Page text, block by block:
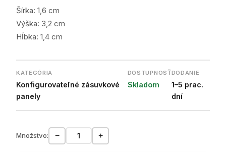
Šírka: 1,6 cm
Výška: 3,2 cm
Hĺbka: 1,4 cm
KATEGÓRIA
Konfigurovateľné zásuvkové
panely
DOSTUPNOSŤ
Skladom
DODANIE
1–5 prac.
dní
Množstvo: − +